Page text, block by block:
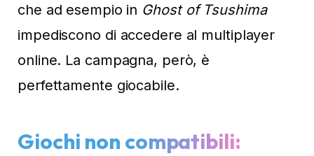
che ad esempio in Ghost of Tsushima
impediscono di accedere al multiplayer
online. La campagna, però, è
perfettamente giocabile.
Giochi non compatibili: